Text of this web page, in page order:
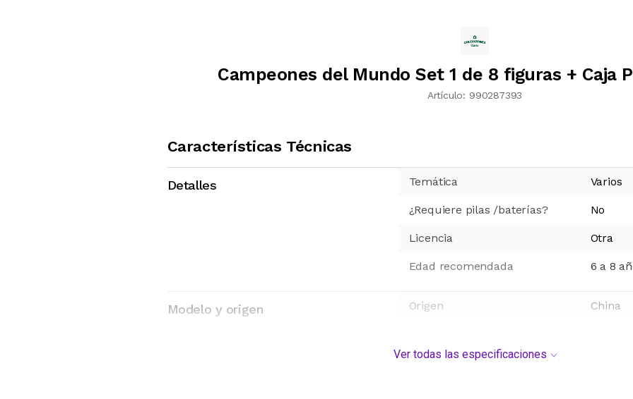
Campeones del Mundo Set 1 de 8 figuras + Caja
Artículo: 990287393
Características Técnicas
Detalles Temática Varios
¿Requiere pilas /baterías? No
Licencia Otra
Edad recomendada 6 a 8
Modelo y origen Origen China
Ver todas las especificaciones